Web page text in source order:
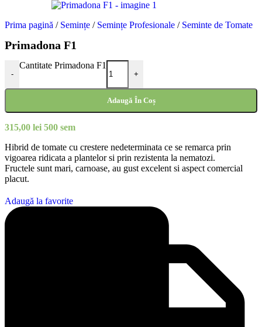
Prima pagină / Semințe / Semințe Profesionale / Seminte de Tomate
Primadona F1
-
Cantitate Primadona F1
+
Adaugă În Coș
315,00 lei 500 sem
Hibrid de tomate cu crestere nedeterminata ce se remarca prin
vigoarea ridicata a plantelor si prin rezistenta la nematozi.
Fructele sunt mari, carnoase, au gust excelent si aspect comercial
placut.
Adaugă la favorite